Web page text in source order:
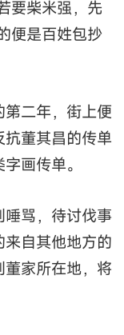
要柴米强，先
便是百姓包抄
二年，街上便
董其昌的传单
画传单。
唾骂，待讨伐事
自其他地方的
家所在地，将